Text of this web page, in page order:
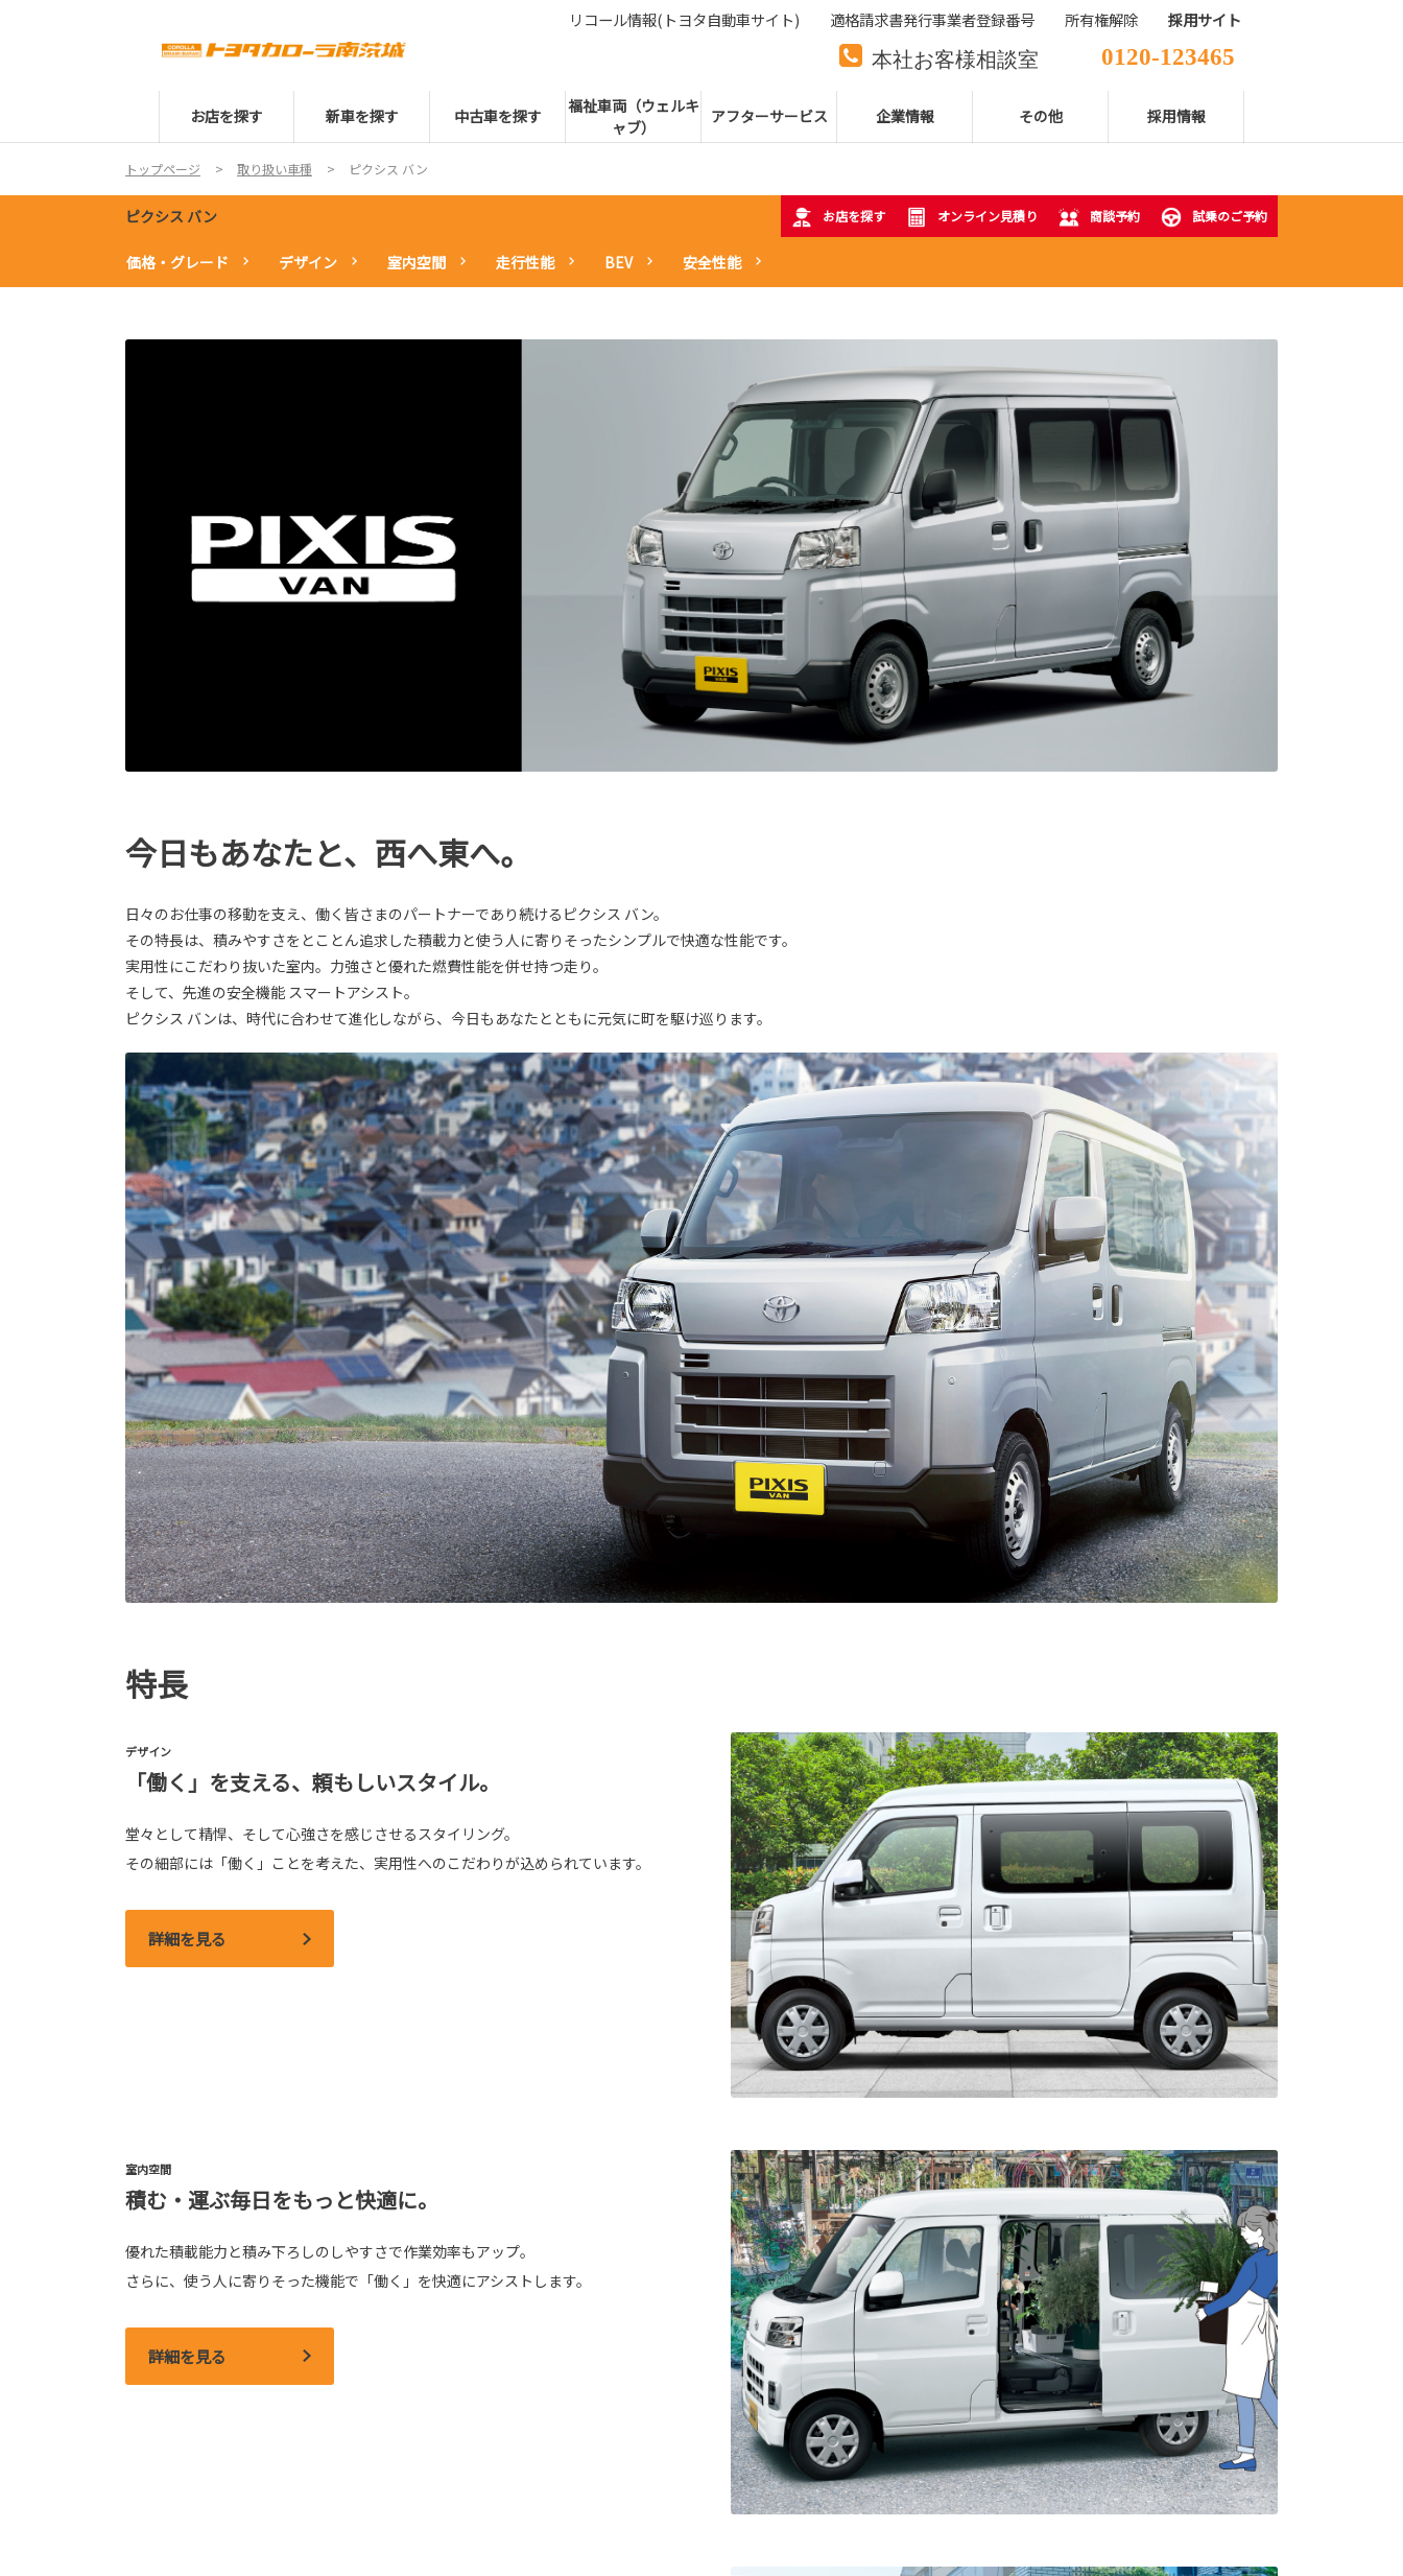
本社お客様相談室 0120-123465
本社代表電話番号 029-850-2111
お店を探す 新車を探す 中古車を探す
福祉車両（ウェルキ
ャブ）
アフターサービス 企業情報 その他 採用情報
リコール情報(トヨタ自動車サイト) 適格請求書発行事業者登録番号 所有権解除 採用サイト
トップページ 取り扱い車種 ピクシス バン
ピクシス バン お店を探す オンライン見積り 商談予約 試乗のご予約
価格・グレード デザイン 室内空間 走行性能 BEV 安全性能
今日もあなたと、西へ東へ。
日々のお仕事の移動を支え、働く皆さまのパートナーであり続けるピクシス バン。
その特長は、積みやすさをとことん追求した積載力と使う人に寄りそったシンプルで快適な性能です。
実用性にこだわり抜いた室内。力強さと優れた燃費性能を併せ持つ走り。
そして、先進の安全機能 スマートアシスト。
ピクシス バンは、時代に合わせて進化しながら、今日もあなたとともに元気に町を駆け巡ります。
特長
デザイン
「働く」を支える、頼もしいスタイル。
堂々として精悍、そして心強さを感じさせるスタイリング。
その細部には「働く」ことを考えた、実用性へのこだわりが込められています。
詳細を見る
室内空間
積む・運ぶ毎日をもっと快適に。
優れた積載能力と積み下ろしのしやすさで作業効率もアップ。
さらに、使う人に寄りそった機能で「働く」を快適にアシストします。
詳細を見る